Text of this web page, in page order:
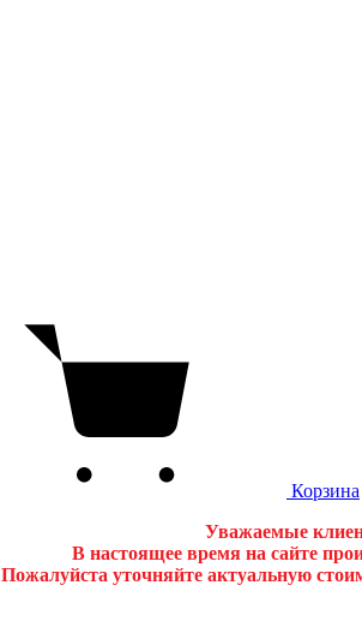
Корзина
Уважаемые
В настоящее время на сайте
Пожалуйста уточняйте актуальную